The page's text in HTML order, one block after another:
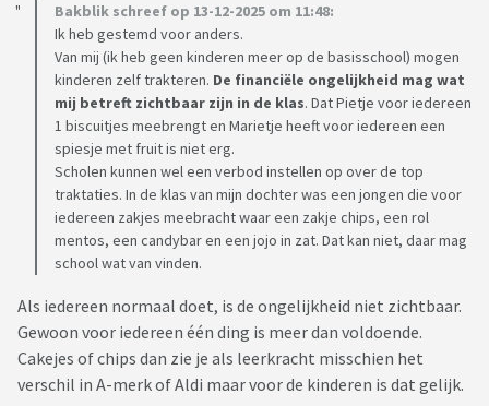
Bakblik schreef op 13-12-2025 om 11:48:
Ik heb gestemd voor anders.
Van mij (ik heb geen kinderen meer op de basisschool) mogen
kinderen zelf trakteren. De financiële ongelijkheid mag wat
mij betreft zichtbaar zijn in de klas. Dat Pietje voor iedereen
1 biscuitjes meebrengt en Marietje heeft voor iedereen een
spiesje met fruit is niet erg.
Scholen kunnen wel een verbod instellen op over de top
traktaties. In de klas van mijn dochter was een jongen die voor
iedereen zakjes meebracht waar een zakje chips, een rol
mentos, een candybar en een jojo in zat. Dat kan niet, daar mag
school wat van vinden.
Als iedereen normaal doet, is de ongelijkheid niet zichtbaar.
Gewoon voor iedereen één ding is meer dan voldoende.
Cakejes of chips dan zie je als leerkracht misschien het
verschil in A-merk of Aldi maar voor de kinderen is dat gelijk.